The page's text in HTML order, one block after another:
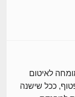
למומחה לאיטום
ככל שישנה